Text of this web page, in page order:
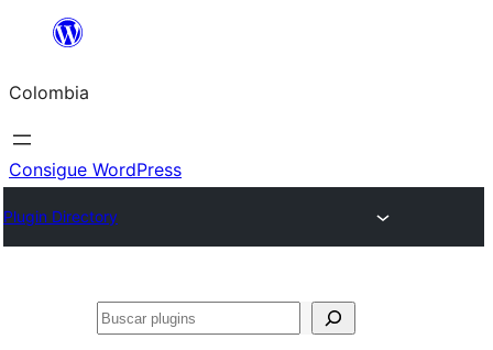
Saltar
contenido
Colombia
Consigue WordPress
Plugin Directory
Buscar